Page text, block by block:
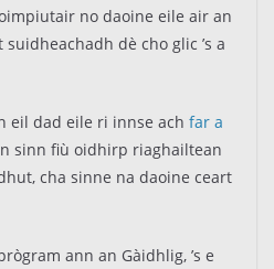
no daoine eile air an
dè cho glic ’s a
eil dad eile ri innse ach far a
sinn fiù oidhirp riaghailtean
cha sinne na daoine ceart
ann an Gàidhlig, ’s e